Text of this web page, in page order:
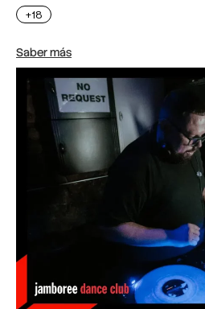
+18
Saber más